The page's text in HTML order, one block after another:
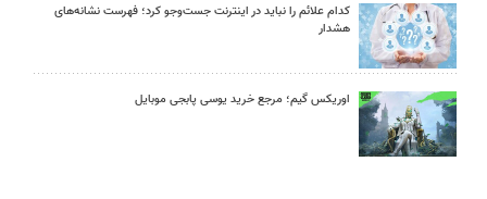
کدام علائم را نباید در اینترنت جست‌وجو کرد؛ فهرست نشانه‌های
هشدار
اوریکس گیم؛ مرجع خرید یوسی پابجی موبایل